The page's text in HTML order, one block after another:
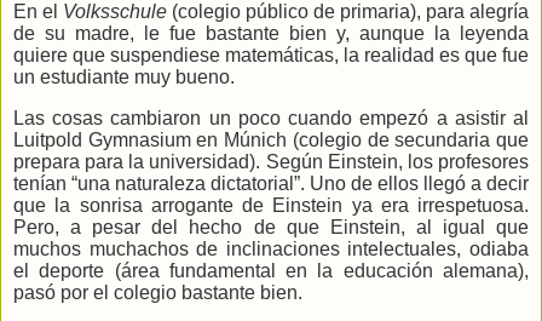
En el Volksschule (colegio público de primaria), para alegría
de su madre, le fue bastante bien y, aunque la leyenda
quiere que suspendiese matemáticas, la realidad es que fue
un estudiante muy bueno.
Las cosas cambiaron un poco cuando empezó a asistir al
Luitpold Gymnasium en Múnich (colegio de secundaria que
prepara para la universidad). Según Einstein, los profesores
tenían “una naturaleza dictatorial”. Uno de ellos llegó a decir
que la sonrisa arrogante de Einstein ya era irrespetuosa.
Pero, a pesar del hecho de que Einstein, al igual que
muchos muchachos de inclinaciones intelectuales, odiaba
el deporte (área fundamental en la educación alemana),
pasó por el colegio bastante bien.